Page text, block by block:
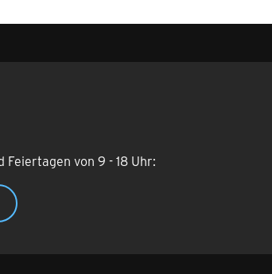
Feiertagen von 9 - 18 Uhr: